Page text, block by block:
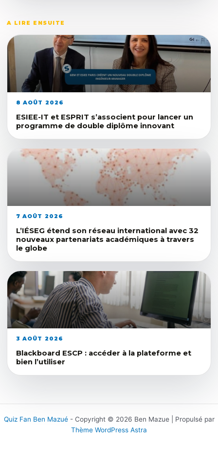
A LIRE ENSUITE
8 AOÛT 2026
ESIEE-IT et ESPRIT s’associent pour lancer un
programme de double diplôme innovant
7 AOÛT 2026
L’IÉSEG étend son réseau international avec 32
nouveaux partenariats académiques à travers
le globe
3 AOÛT 2026
Blackboard ESCP : accéder à la plateforme et
bien l’utiliser
Quiz Fan Ben Mazué- Copyright © 2026 Ben Mazue | Propulsé par
Thème WordPress Astra